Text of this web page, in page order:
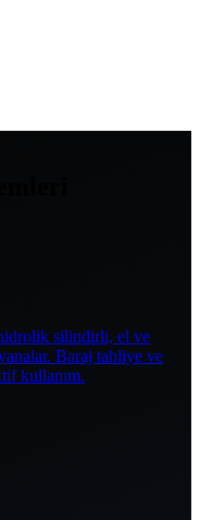
silindirli, el ve
Baraj tahliye ve
kullanım.